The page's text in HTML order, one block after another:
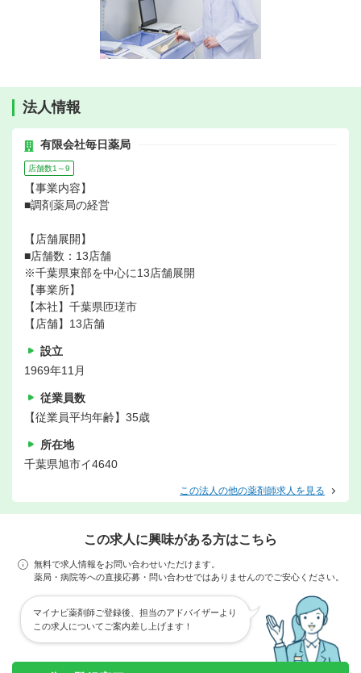
法人情報
有限会社毎日薬局
店舗数1～9
【事業内容】
■調剤薬局の経営
【店舗展開】
■店舗数：13店舗
※千葉県東部を中心に13店舗展開
【事業所】
【本社】千葉県匝瑳市
【店舗】13店舗
設立
1969年11月
従業員数
【従業員平均年齢】35歳
所在地
千葉県旭市イ4640
この法人の他の薬剤師求人を見る
この求人に興味がある方はこちら
無料で求人情報をお問い合わせいただけます。
薬局・病院等への直接応募・問い合わせではありませんのでご安心ください。
マイナビ薬剤師ご登録後、担当のアドバイザーより
この求人についてご案内差し上げます！